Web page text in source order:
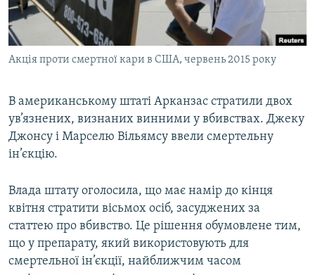
ВІДЕОУРОКИ «ELIFBE»
СВІДЧЕННЯ ОКУПАЦІЇ
УКРАЇНСЬКА ПРОБЛЕМА КРИМУ
Русский
Qırımtatar
Усі сайти RFE/RL
Акція проти смертної кари в США, червень 2015 року
В американському штаті Арканзас стратили двох
ув’язнених, визнаних винними у вбивствах. Джеку
Джонсу і Марселю Вільямсу ввели смертельну
ін’єкцію.
Влада штату оголосила, що має намір до кінця
квітня стратити вісьмох осіб, засуджених за
статтею про вбивство. Це рішення обумовлене тим,
що у препарату, який використовують для
смертельної ін’єкції, найближчим часом